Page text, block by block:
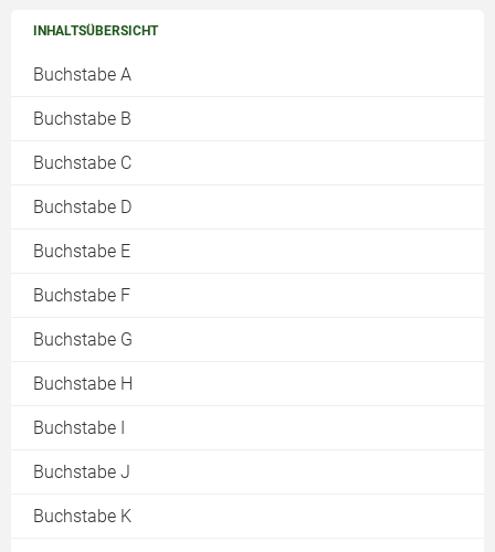
INHALTSÜBERSICHT
Buchstabe A
Buchstabe B
Buchstabe C
Buchstabe D
Buchstabe E
Buchstabe F
Buchstabe G
Buchstabe H
Buchstabe I
Buchstabe J
Buchstabe K